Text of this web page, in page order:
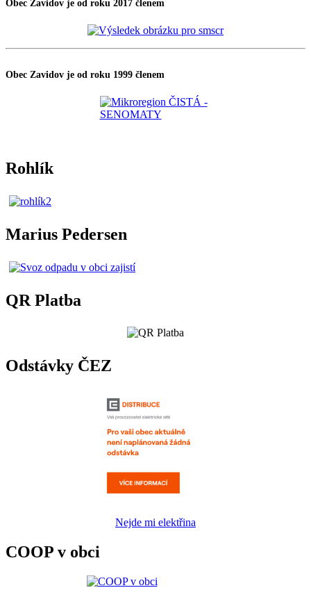
Obec Zavidov je od roku 2017 členem
Obec Zavidov je od roku 1999 členem
Rohlík
Marius Pedersen
QR Platba
Odstávky ČEZ
Nejde mi elektřina
COOP v obci